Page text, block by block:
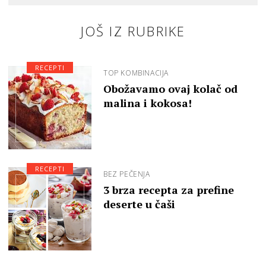
JOŠ IZ RUBRIKE
TOP KOMBINACIJA
Obožavamo ovaj kolač od
malina i kokosa!
RECEPTI
BEZ PEČENJA
3 brza recepta za prefine
deserte u čaši
RECEPTI